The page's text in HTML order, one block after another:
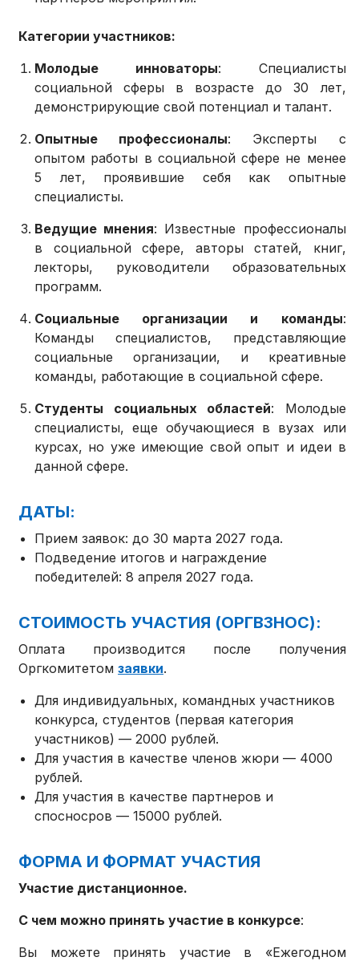
Категории участников:
Молодые инноваторы: Специалисты
социальной сферы в возрасте до 30 лет,
демонстрирующие свой потенциал и талант.
Опытные профессионалы: Эксперты с
опытом работы в социальной сфере не менее
5 лет, проявившие себя как опытные
специалисты.
Ведущие мнения: Известные профессионалы
в социальной сфере, авторы статей, книг,
лекторы, руководители образовательных
программ.
Социальные организации и команды:
Команды специалистов, представляющие
социальные организации, и креативные
команды, работающие в социальной сфере.
Студенты социальных областей: Молодые
специалисты, еще обучающиеся в вузах или
курсах, но уже имеющие свой опыт и идеи в
данной сфере.
ДАТЫ:
Прием заявок: до 30 марта 2027 года.
Подведение итогов и награждение
победителей: 8 апреля 2027 года.
СТОИМОСТЬ УЧАСТИЯ (ОРГВЗНОС):
Оплата производится после получения
Оргкомитетомзаявки.
Для индивидуальных, командных участников
конкурса, студентов (первая категория
участников) — 2000 рублей.
Для участия в качестве членов жюри — 4000
рублей.
Для участия в качестве партнеров и
спосносров — 15000 рублей.
ФОРМА И ФОРМАТ УЧАСТИЯ
Участие дистанционное.
С чем можно принять участие в конкурсе:
Вы можете принять участие в «Ежегодном